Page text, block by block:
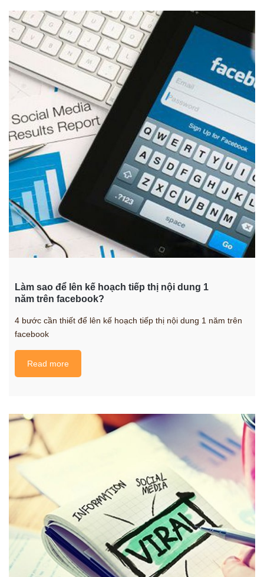
Làm sao để lên kế hoạch tiếp thị nội dung 1
năm trên facebook?
4 bước cần thiết để lên kế hoạch tiếp thị nội dung 1 năm trên
facebook
Read more